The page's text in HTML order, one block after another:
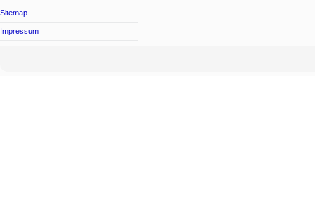
Sitemap
Impressum